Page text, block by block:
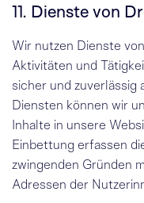
11. Dienste von
Wir nutzen Dienste
Aktivitäten und
sicher und zuverlässig
Diensten können wir
Inhalte in unsere
Einbettung erfassen
zwingenden Gründen
Adressen der